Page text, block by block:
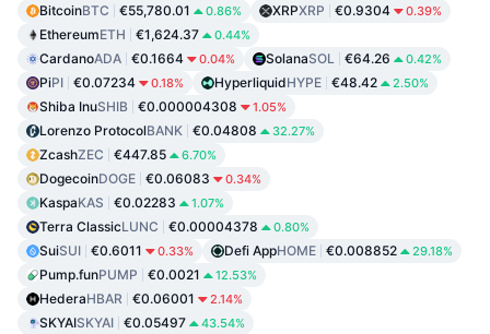
BitcoinBTC €55,780.01 0.86% XRPXRP €0.9304 0.39%
EthereumETH €1,624.37 0.44%
CardanoADA €0.1664 0.04% SolanaSOL €64.26 0.42%
PiPI €0.07234 0.18% HyperliquidHYPE €48.42 2.50%
Shiba InuSHIB €0.000004308 1.05%
Lorenzo ProtocolBANK €0.04808 32.27%
ZcashZEC €447.85 6.70%
DogecoinDOGE €0.06083 0.34%
KaspaKAS €0.02283 1.07%
Terra ClassicLUNC €0.00004378 0.80%
SuiSUI €0.6011 0.33% Defi AppHOME €0.008852 29.18%
Pump.funPUMP €0.0021 12.53%
HederaHBAR €0.06001 2.14%
SKYAISKYAI €0.05497 43.54%